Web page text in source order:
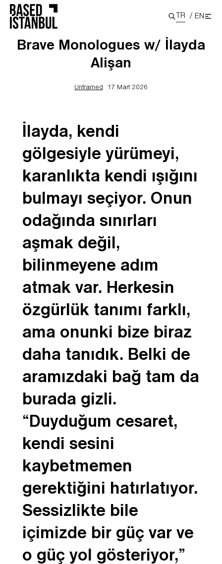
TR / EN
Brave Monologues w/ İlayda
Alişan
Unframed 17 Mart 2026
İlayda, kendi
gölgesiyle yürümeyi,
karanlıkta kendi ışığını
bulmayı seçiyor. Onun
odağında sınırları
aşmak değil,
bilinmeyene adım
atmak var. Herkesin
özgürlük tanımı farklı,
ama onunki bize biraz
daha tanıdık. Belki de
aramızdaki bağ tam da
burada gizli.
“Duyduğum cesaret,
kendi sesini
kaybetmemen
gerektiğini hatırlatıyor.
Sessizlikte bile
içimizde bir güç var ve
o güç yol gösteriyor,”